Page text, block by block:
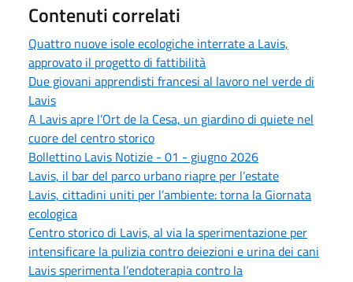
Contenuti correlati
Quattro nuove isole ecologiche interrate a Lavis,
approvato il progetto di fattibilità
Due giovani apprendisti francesi al lavoro nel verde di
Lavis
A Lavis apre l’Ort de la Cesa, un giardino di quiete nel
cuore del centro storico
Bollettino Lavis Notizie - 01 - giugno 2026
Lavis, il bar del parco urbano riapre per l’estate
Lavis, cittadini uniti per l’ambiente: torna la Giornata
ecologica
Centro storico di Lavis, al via la sperimentazione per
intensificare la pulizia contro deiezioni e urina dei cani
Lavis sperimenta l’endoterapia contro la